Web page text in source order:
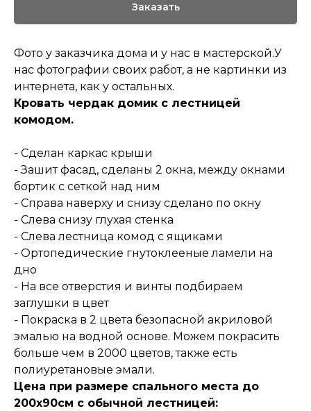
Заказать
Фото у заказчика дома и у нас в мастерской.У
нас фотографии своих работ, а не картинки из
интернета, как у остальных.
Кровать чердак домик с лестницей
комодом.
- Сделан каркас крыши
- Зашит фасад, сделаны 2 окна, между окнами
бортик с сеткой над ним
- Справа наверху и снизу сделано по окну
- Слева снизу глухая стенка
- Слева лестница комод с ящиками
- Ортопедические гнутоклееные ламели на
дно
- На все отверстия и винты подбираем
заглушки в цвет
- Покраска в 2 цвета безопасной акриловой
эмалью на водной основе. Можем покрасить
больше чем в 2000 цветов, также есть
полиуретановые эмали.
Цена при размере спального места до
200х90см с обычной лестницей: